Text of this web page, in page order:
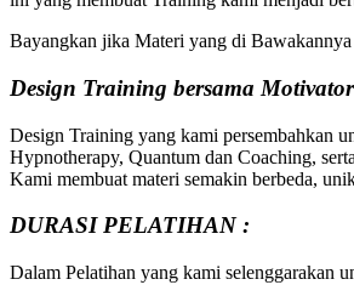
Bayangkan jika Materi yang di
Design Training bersama
Design Training yang kami persembahkan
Hypnotherapy, Quantum dan Coaching,
Kami membuat materi semakin berbeda,
DURASI PELATIHAN :
Dalam Pelatihan yang kami selenggarakan